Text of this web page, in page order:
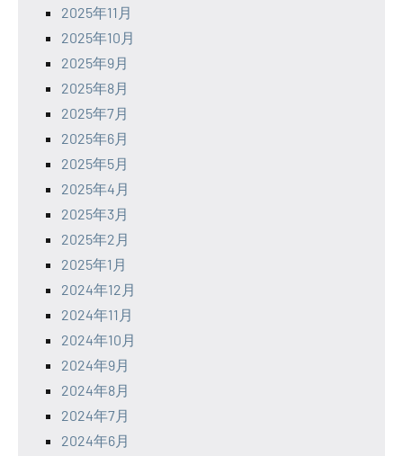
2025年11月
2025年10月
2025年9月
2025年8月
2025年7月
2025年6月
2025年5月
2025年4月
2025年3月
2025年2月
2025年1月
2024年12月
2024年11月
2024年10月
2024年9月
2024年8月
2024年7月
2024年6月